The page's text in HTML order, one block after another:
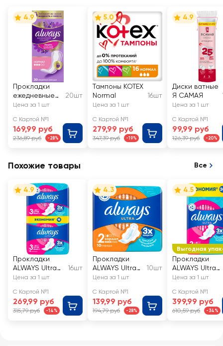
4.9
Прокладки
ежедневные
ALWAYS
защита
Нормал,
ароматизиров
20шт
Цена за 1 шт
С Картой №1
169,99 руб
236,89 руб -28%
5.0
Тампоны KOTEX
Normal
16шт
Цена за 1 шт
С Картой №1
279,99 руб
347,39 руб -19%
4.9
Диски ватные
Я САМАЯ
Цена за 1 шт
С Картой №1
99,99 руб
126,39 руб -20%
Похожие товары Все
4.9
Прокладки
ALWAYS Ultra
Супер, с
16шт
Цена за 1 шт
С Картой №1
269,99 руб
315,79 руб -14%
4.3
Прокладки
ALWAYS Ultra
Нормал, с
10шт
Цена за 1 шт
С Картой №1
139,99 руб
194,79 руб -28%
Выгодная
4.5
Прокладки
ALWAYS Ultra
Супер, с
Цена за 1 шт
С Картой №1
399,99 руб
610,59 руб -34%